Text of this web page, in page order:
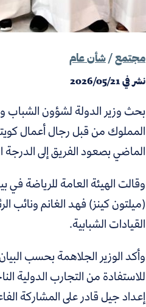
مجتمع/شأن عام
نشر في2026/05/21
بحث وزير الدولة لشؤون الشباب
المملوك من قبل رجال أعمال
الماضي بصعود الفريق إلى الدرجة
وقالت الهيئة العامة للرياضة
(ميلتون كينز) فهد الغانم
القيادات الشبابية.
وأكد الوزير الجلاهمة بحسب
للاستفادة من التجارب الدولية
إعداد جيل قادر على المشاركة